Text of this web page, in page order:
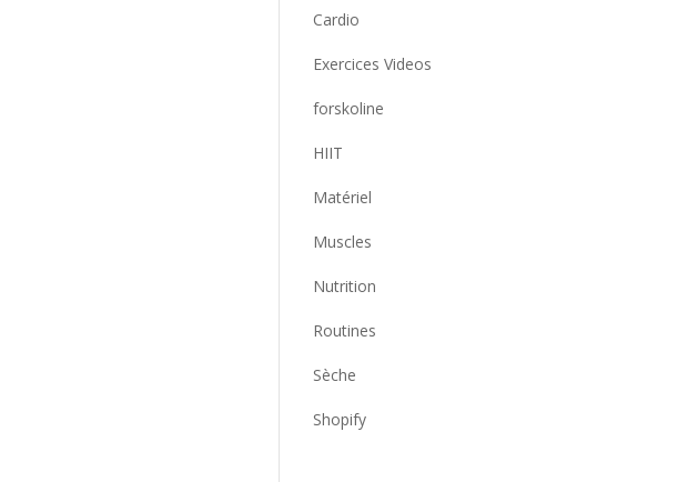
Cardio
Exercices Videos
forskoline
HIIT
Matériel
Muscles
Nutrition
Routines
Sèche
Shopify